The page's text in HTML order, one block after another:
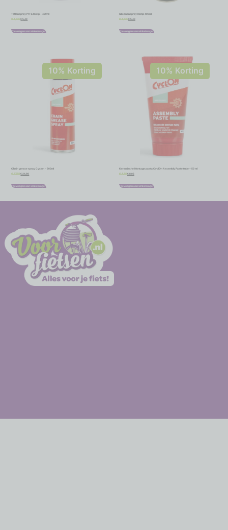
Teflonspray PTFE Motip – 400ml
€6,00 € 5,40
Toevoegen aan winkelwagen
Siliconenspray Motip 400ml
€ 6,00 € 5,40
Toevoegen aan winkelwagen
10% Korting
Chain grease spray Cyclon – 500ml
€27,75 € 24,98
Toevoegen aan winkelwagen
10% Korting
Keramische Montage pasta CyclOn Assembly Paste tube – 50 ml
€ 8,95 € 8,06
Toevoegen aan winkelwagen